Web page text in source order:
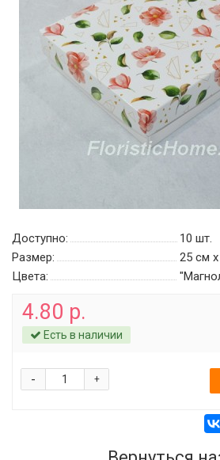
Доступно: 10 шт.
Размер:
25 см
Цвета:
4.80 р.
Есть в наличии
+
-